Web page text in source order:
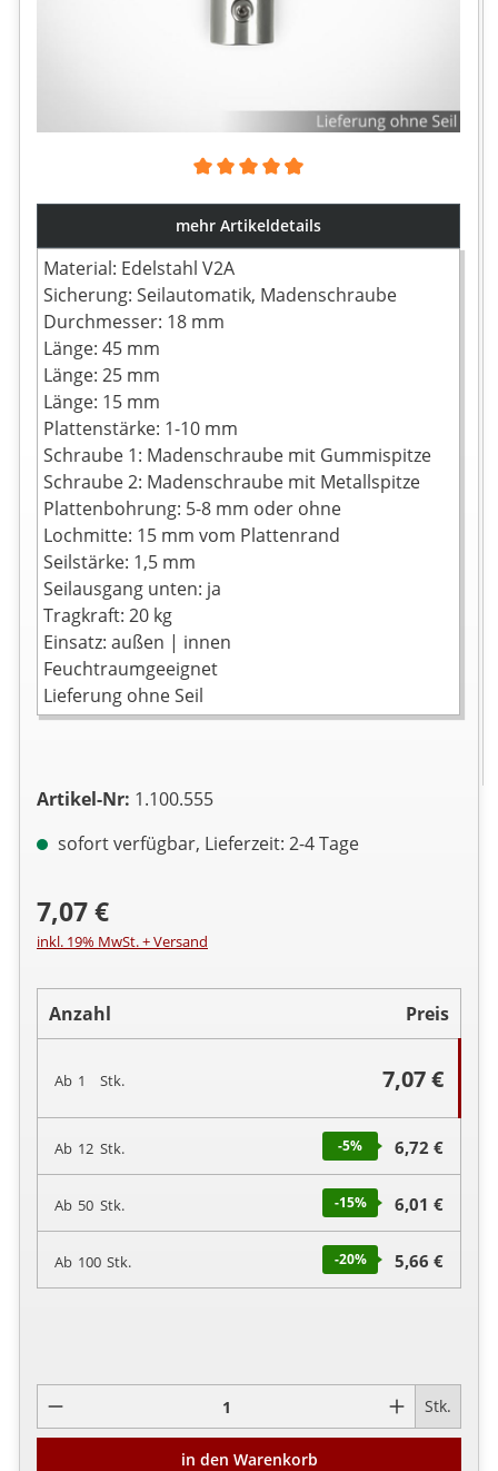
mehr Artikeldetails
Material: Edelstahl V2A
Sicherung: Seilautomatik, Madenschraube
Durchmesser: 18 mm
Länge: 45 mm
Länge: 25 mm
Länge: 15 mm
Plattenstärke: 1-10 mm
Schraube 1: Madenschraube mit Gummispitze
Schraube 2: Madenschraube mit Metallspitze
Plattenbohrung: 5-8 mm oder ohne
Lochmitte: 15 mm vom Plattenrand
Seilstärke: 1,5 mm
Seilausgang unten: ja
Tragkraft: 20 kg
Einsatz: außen | innen
Feuchtraumgeeignet
Lieferung ohne Seil
Artikel-Nr: 1.100.555
sofort verfügbar, Lieferzeit: 2-4 Tage
7,07 €
inkl. 19% MwSt. + Versand
Anzahl Preis
Ab 1 Stk. 7,07 €
Ab 12 Stk. -5% 6,72 €
Ab 50 Stk. -15% 6,01 €
Ab 100 Stk. -20% 5,66 €
Stk.
in den Warenkorb